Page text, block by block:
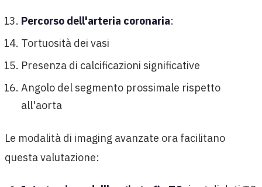
Percorso dell'arteria coronaria:
Tortuosità dei vasi
Presenza di calcificazioni significative
Angolo del segmento prossimale rispetto
all'aorta
Le modalità di imaging avanzate ora facilitano
questa valutazione: